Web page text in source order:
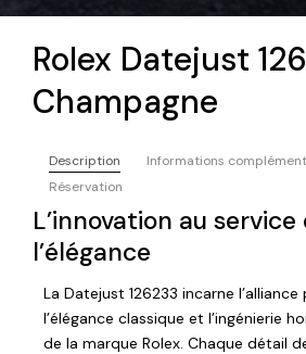
Rolex Datejust
Champagne
Description
Informations
Réservation
L’innovation au service
l’élégance
La Datejust 126233 incarne
l’élégance classique et l’ingénierie
de la marque Rolex. Chaque détail